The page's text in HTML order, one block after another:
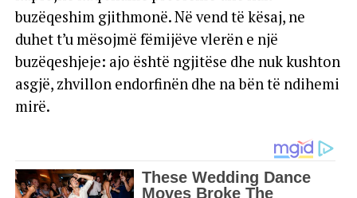
buzëqeshim gjithmonë. Në vend të kësaj, ne
duhet t’u mësojmë fëmijëve vlerën e një
buzëqeshjeje: ajo është ngjitëse dhe nuk kushton
asgjë, zhvillon endorfinën dhe na bën të ndihemi
mirë.